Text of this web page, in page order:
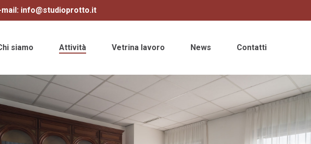
mail: info@studioprotto.it
siamo Attività Vetrina lavoro News Contatti